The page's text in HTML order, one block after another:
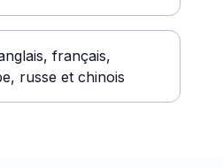
français,
russe et chinois